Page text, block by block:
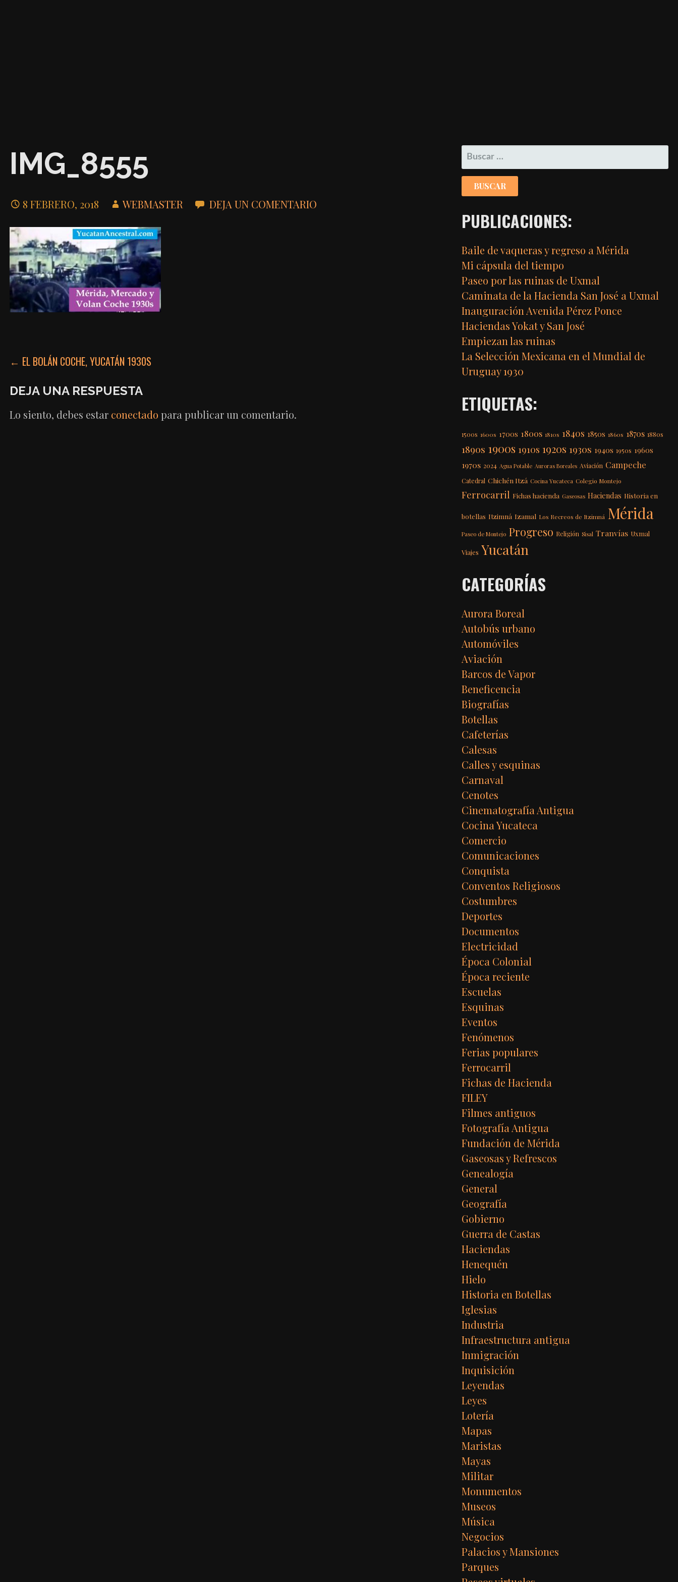
IMG_8555
8 FEBRERO, 2018 WEBMASTER DEJA UN COMENTARIO
NAVEGACIÓN
DE
ENTRADAS
← EL BOLÁN COCHE, YUCATÁN 1930S
DEJA UNA RESPUESTA
Lo siento, debes estar conectado para publicar un comentario.
BUSCAR:
PUBLICACIONES:
Baile de vaqueras y regreso a Mérida
Mi cápsula del tiempo
Paseo por las ruinas de Uxmal
Caminata de la Hacienda San José a Uxmal
Inauguración Avenida Pérez Ponce
Haciendas Yokat y San José
Empiezan las ruinas
La Selección Mexicana en el Mundial de
Uruguay 1930
ETIQUETAS:
1500s 1600s 1700s 1800s 1810s 1840s 1850s 1860s 1870s 1880s
1890s 1900s 1910s 1920s 1930s 1940s 1950s 1960s
1970s 2024 Agua Potable Auroras Boreales Aviación Campeche
Catedral Chichén Itzá Cocina Yucateca Colegio Montejo
Ferrocarril Fichas hacienda Gaseosas Haciendas Historia en
botellas Itzimná Izamal Los Recreos de Itzimná Mérida
Paseo de Montejo Progreso Religión Sisal Tranvías Uxmal
Viajes Yucatán
CATEGORÍAS
Aurora Boreal
Autobús urbano
Automóviles
Aviación
Barcos de Vapor
Beneficencia
Biografías
Botellas
Cafeterías
Calesas
Calles y esquinas
Carnaval
Cenotes
Cinematografía Antigua
Cocina Yucateca
Comercio
Comunicaciones
Conquista
Conventos Religiosos
Costumbres
Deportes
Documentos
Electricidad
Época Colonial
Época reciente
Escuelas
Esquinas
Eventos
Fenómenos
Ferias populares
Ferrocarril
Fichas de Hacienda
FILEY
Filmes antiguos
Fotografía Antigua
Fundación de Mérida
Gaseosas y Refrescos
Genealogía
General
Geografía
Gobierno
Guerra de Castas
Haciendas
Henequén
Hielo
Historia en Botellas
Iglesias
Industria
Infraestructura antigua
Inmigración
Inquisición
Leyendas
Leyes
Lotería
Mapas
Maristas
Mayas
Militar
Monumentos
Museos
Música
Negocios
Palacios y Mansiones
Parques